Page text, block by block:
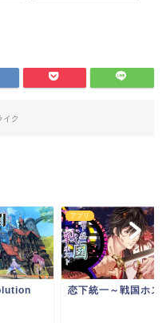
イク
アプリ
恋下統一～戦国ホス